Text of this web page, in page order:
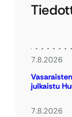
7.8.2026
julkaistu
7.8.2026